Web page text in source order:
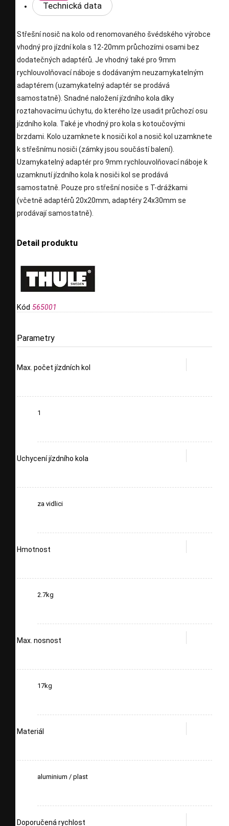
Technická data
Střešní nosič na kolo od renomovaného švédského výrobce
vhodný pro jízdní kola s 12-20mm průchozími osami bez
dodatečných adaptérů. Je vhodný také pro 9mm
rychlouvolňovací náboje s dodávaným neuzamykatelným
adaptérem (uzamykatelný adaptér se prodává
samostatně). Snadné naložení jízdního kola díky
roztahovacímu úchytu, do kterého lze usadit průchozí osu
jízdního kola. Také je vhodný pro kola s kotoučovými
brzdami. Kolo uzamknete k nosiči kol a nosič kol uzamknete
k střešnímu nosiči (zámky jsou součástí balení).
Uzamykatelný adaptér pro 9mm rychlouvolňovací náboje k
uzamknutí jízdního kola k nosiči kol se prodává
samostatně. Pouze pro střešní nosiče s T-drážkami
(včetně adaptérů 20x20mm, adaptéry 24x30mm se
prodávají samostatně).
Detail produktu
Kód 565001
Parametry
Max. počet jízdních kol
1
Uchycení jízdního kola
za vidlici
Hmotnost
2.7kg
Max. nosnost
17kg
Materiál
aluminium / plast
Doporučená rychlost